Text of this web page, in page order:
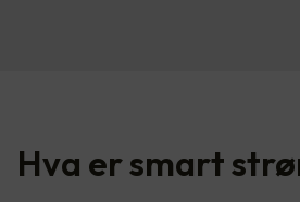
Hva er smart